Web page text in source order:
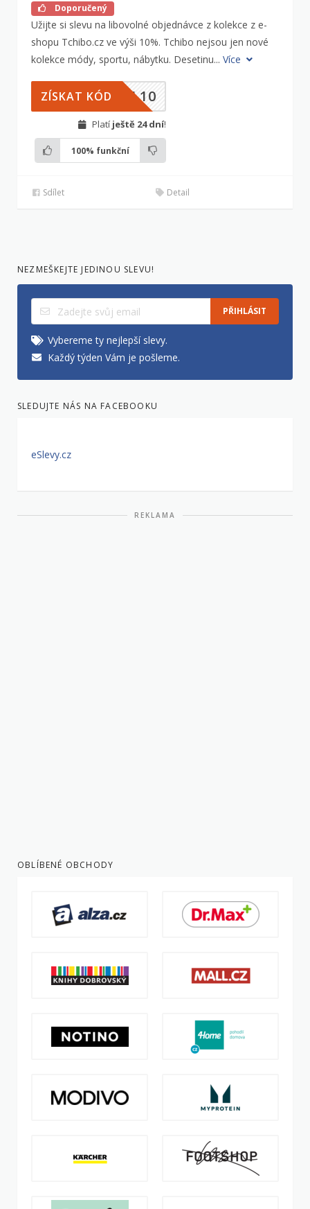
Doporučený
Užijte si slevu na libovolné objednávce z kolekce z e-
shopu Tchibo.cz ve výši 10%. Tchibo nejsou jen nové
kolekce módy, sportu, nábytku. Desetinu... Více
NL10
ZÍSKAT KÓD
Platí ještě 24 dní!
100% funkční
Sdílet Detail
NEZMEŠKEJTE JEDINOU SLEVU!
PŘIHLÁSIT
Vybereme ty nejlepší slevy.
Každý týden Vám je pošleme.
SLEDUJTE NÁS NA FACEBOOKU
eSlevy.cz
REKLAMA
OBLÍBENÉ OBCHODY